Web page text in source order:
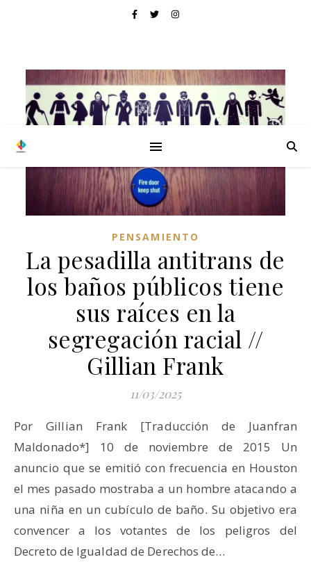
PENSAMIENTO
La pesadilla antitrans de
los baños públicos tiene
sus raíces en la
segregación racial //
Gillian Frank
11/03/2025
Por Gillian Frank [Traducción de Juanfran
Maldonado*] 10 de noviembre de 2015 Un
anuncio que se emitió con frecuencia en Houston
el mes pasado mostraba a un hombre atacando a
una niña en un cubículo de baño. Su objetivo era
convencer a los votantes de los peligros del
Decreto de Igualdad de Derechos de…